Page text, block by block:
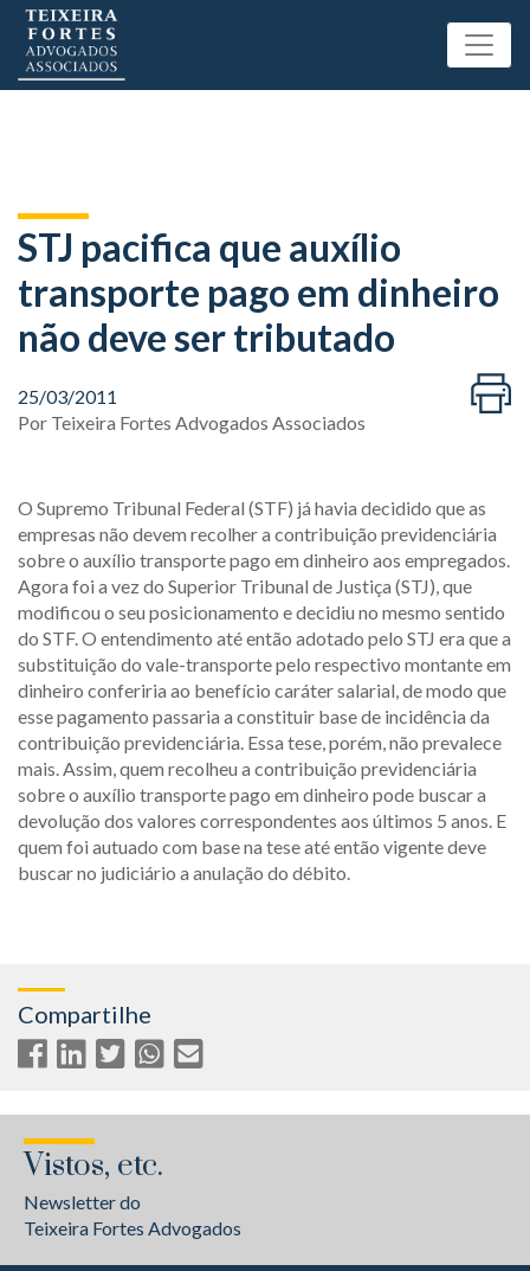
STJ pacifica que auxílio
transporte pago em dinheiro
não deve ser tributado
25/03/2011
Por Teixeira Fortes Advogados Associados
O Supremo Tribunal Federal (STF) já havia decidido que as
empresas não devem recolher a contribuição previdenciária
sobre o auxílio transporte pago em dinheiro aos empregados.
Agora foi a vez do Superior Tribunal de Justiça (STJ), que
modificou o seu posicionamento e decidiu no mesmo sentido
do STF. O entendimento até então adotado pelo STJ era que a
substituição do vale-transporte pelo respectivo montante em
dinheiro conferiria ao benefício caráter salarial, de modo que
esse pagamento passaria a constituir base de incidência da
contribuição previdenciária. Essa tese, porém, não prevalece
mais. Assim, quem recolheu a contribuição previdenciária
sobre o auxílio transporte pago em dinheiro pode buscar a
devolução dos valores correspondentes aos últimos 5 anos. E
quem foi autuado com base na tese até então vigente deve
buscar no judiciário a anulação do débito.
Compartilhe
Vistos, etc.
Newsletter do
Teixeira Fortes Advogados